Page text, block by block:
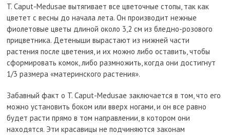
T. Caput-Medusae вытягивает все цветочные стопы, так как
цветет с весны до начала лета. Он производит нежные
фиолетовые цветы длиной около 3,2 см из бледно-розового
прицветника. Детеныши вырастают из нижней части
растения после цветения, и их можно либо оставить, чтобы
сформировать комок, либо размножить, когда они достигнут
1/3 размера «материнского растения».
Забавный факт о T. Caput-Medusae заключается в том, что его
можно установить боком или вверх ногами, и он все равно
будет расти прямо в том направлении, в котором они
находятся. Эти красавицы не подчиняются законам